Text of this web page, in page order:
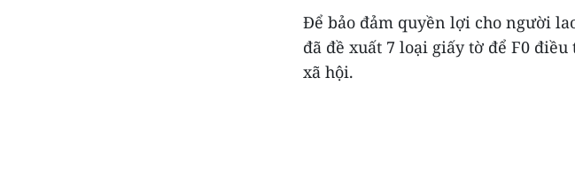
Để bảo đảm quyền lợi cho người
đã đề xuất 7 loại giấy tờ để F0
xã hội.